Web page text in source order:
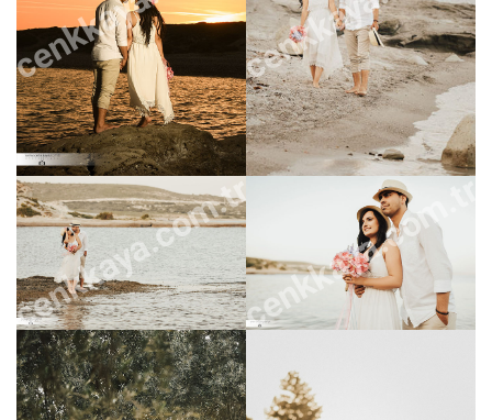
cenkkaya.com.trcenkkaya.com.tr